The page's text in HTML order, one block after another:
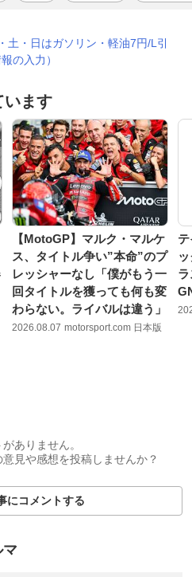
土・日はガソリン・軽油7円/L引
の入力）
います
【MotoGP】マルク・マルケ
ス、タイトル争い”本命”のプ
レッシャーなし「僕がもう一
回タイトルを獲っても何も変
わらない。ライバルは違う」
2026.08.07 motorsport.com 日本版
ありません。
見や感想を投稿しませんか？
にコメントする